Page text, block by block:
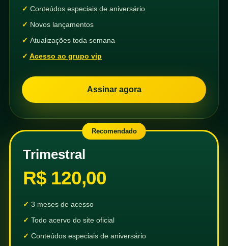
Conteúdos especiais de aniversário
Novos lançamentos
Atualizações toda semana
Acesso ao grupo vip
Assinar agora
Recomendado
Trimestral
R$ 120,00
3 meses de acesso
Todo acervo do site oficial
Conteúdos especiais de aniversário